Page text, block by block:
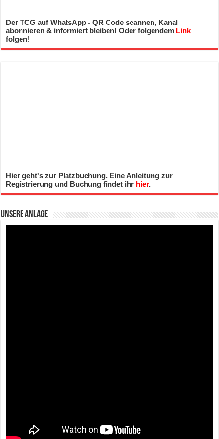
Der TCG auf WhatsApp - QR Code scannen, Kanal
abonnieren & informiert bleiben! Oder folgendem Link
folgen!
Hier geht's zur Platzbuchung. Eine Anleitung zur
Registrierung und Buchung findet ihr hier.
Unsere Anlage